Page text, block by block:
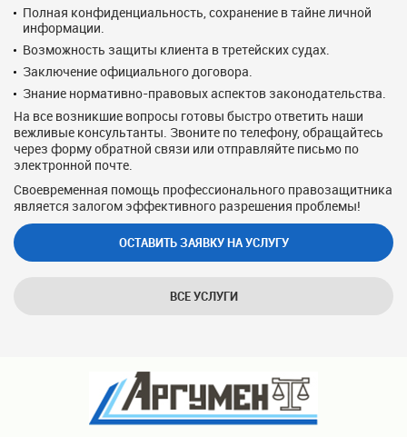
Полная конфиденциальность, сохранение в тайне личной
информации.
Возможность защиты клиента в третейских судах.
Заключение официального договора.
Знание нормативно-правовых аспектов законодательства.
На все возникшие вопросы готовы быстро ответить наши
вежливые консультанты. Звоните по телефону, обращайтесь
через форму обратной связи или отправляйте письмо по
электронной почте.
Своевременная помощь профессионального правозащитника
является залогом эффективного разрешения проблемы!
ОСТАВИТЬ ЗАЯВКУ НА УСЛУГУ
ВСЕ УСЛУГИ